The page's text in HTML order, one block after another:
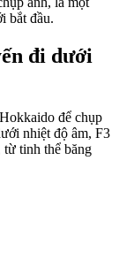
bắt đầu.
đi dưới
để chụp
nhiệt độ âm, F3
tinh thể băng